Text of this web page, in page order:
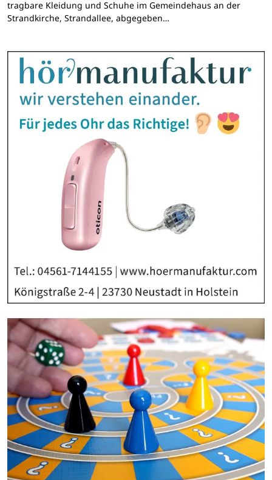
tragbare Kleidung und Schuhe im Gemeindehaus an der
Strandkirche, Strandallee, abgegeben…